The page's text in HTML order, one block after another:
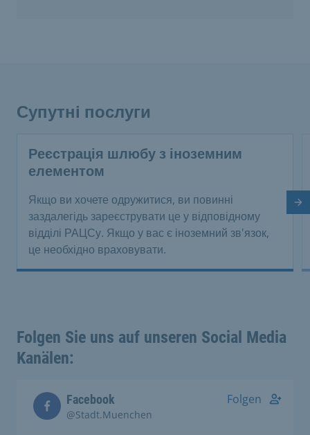
Супутні послуги
Реєстрація шлюбу з іноземним
елементом
Якщо ви хочете одружитися, ви повинні
заздалегідь зареєструвати це у відповідному
відділі РАЦСу. Якщо у вас є іноземний зв'язок,
це необхідно враховувати.
Folgen Sie uns auf unseren Social Media
Kanälen:
Facebook
@Stadt.Muenchen
Folgen